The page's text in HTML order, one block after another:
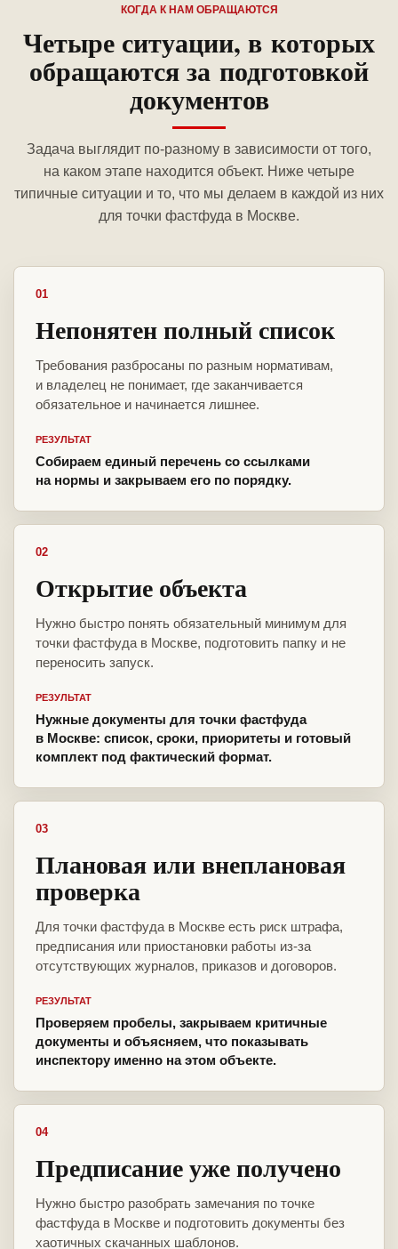
КОГДА К НАМ ОБРАЩАЮТСЯ
Четыре ситуации, в которых
обращаются за подготовкой
документов
Задача выглядит по-разному в зависимости от того,
на каком этапе находится объект. Ниже четыре
типичные ситуации и то, что мы делаем в каждой из них
для точки фастфуда в Москве.
01
Непонятен полный список
Требования разбросаны по разным нормативам,
и владелец не понимает, где заканчивается
обязательное и начинается лишнее.
РЕЗУЛЬТАТ
Собираем единый перечень со ссылками
на нормы и закрываем его по порядку.
02
Открытие объекта
Нужно быстро понять обязательный минимум для
точки фастфуда в Москве, подготовить папку и не
переносить запуск.
РЕЗУЛЬТАТ
Нужные документы для точки фастфуда
в Москве: список, сроки, приоритеты и готовый
комплект под фактический формат.
03
Плановая или внеплановая
проверка
Для точки фастфуда в Москве есть риск штрафа,
предписания или приостановки работы из-за
отсутствующих журналов, приказов и договоров.
РЕЗУЛЬТАТ
Проверяем пробелы, закрываем критичные
документы и объясняем, что показывать
инспектору именно на этом объекте.
04
Предписание уже получено
Нужно быстро разобрать замечания по точке
фастфуда в Москве и подготовить документы без
хаотичных скачанных шаблонов.